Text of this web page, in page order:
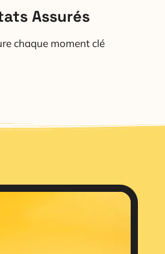
Assurés
chaque moment clé